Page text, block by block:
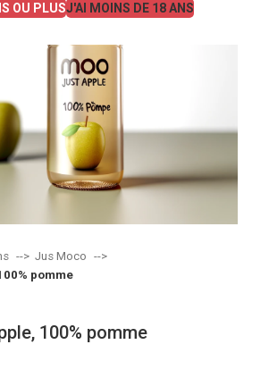
OU PLUSJ'AI MOINS DE 18 ANS
Jus Moco
pomme
100% pomme